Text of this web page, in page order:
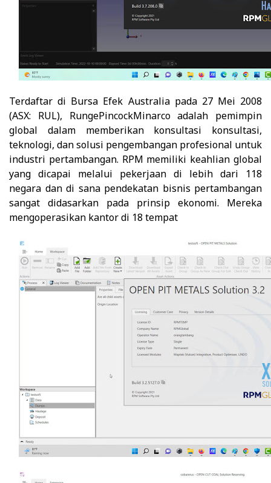
Terdaftar di Bursa Efek Australia pada 27 Mei 2008
(ASX: RUL), RungePincockMinarco adalah pemimpin
global dalam memberikan konsultasi konsultasi,
teknologi, dan solusi pengembangan profesional untuk
industri pertambangan. RPM memiliki keahlian global
yang dicapai melalui pekerjaan di lebih dari 118
negara dan di sana pendekatan bisnis pertambangan
sangat didasarkan pada prinsip ekonomi. Mereka
mengoperasikan kantor di 18 tempat